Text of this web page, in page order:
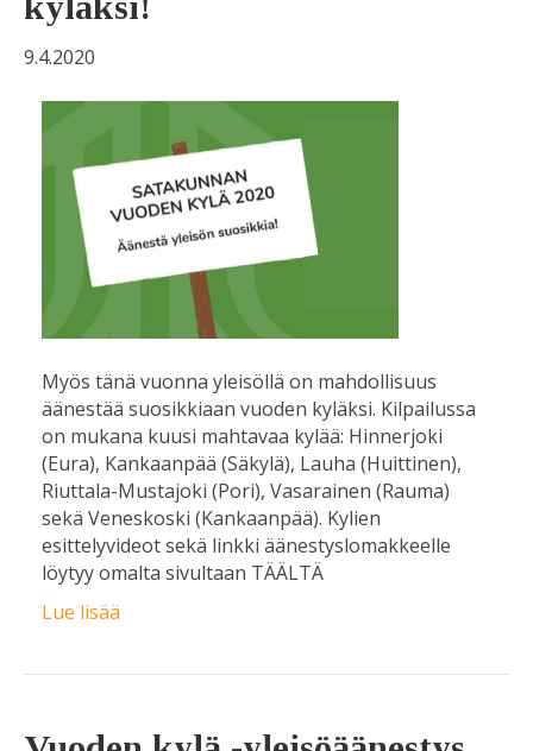
9.4.2020
Myös tänä vuonna yleisöllä on mahdollisuus
äänestää suosikkiaan vuoden kyläksi. Kilpailussa
on mukana kuusi mahtavaa kylää: Hinnerjoki
(Eura), Kankaanpää (Säkylä), Lauha (Huittinen),
Riuttala-Mustajoki (Pori), Vasarainen (Rauma)
sekä Veneskoski (Kankaanpää). Kylien
esittelyvideot sekä linkki äänestyslomakkeelle
löytyy omalta sivultaan TÄÄLTÄ
Lue lisää